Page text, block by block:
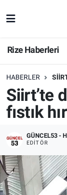
Rize Haberleri
HABERLER
Siirt’te
fıstık
GÜNCEL53 -
EDITÖR